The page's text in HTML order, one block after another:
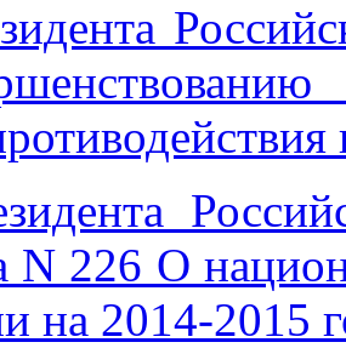
N 226 О
на 2014-2015